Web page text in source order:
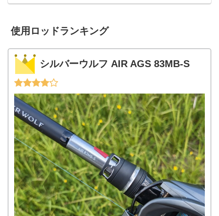
使用ロッドランキング
シルバーウルフ AIR AGS 83MB-S